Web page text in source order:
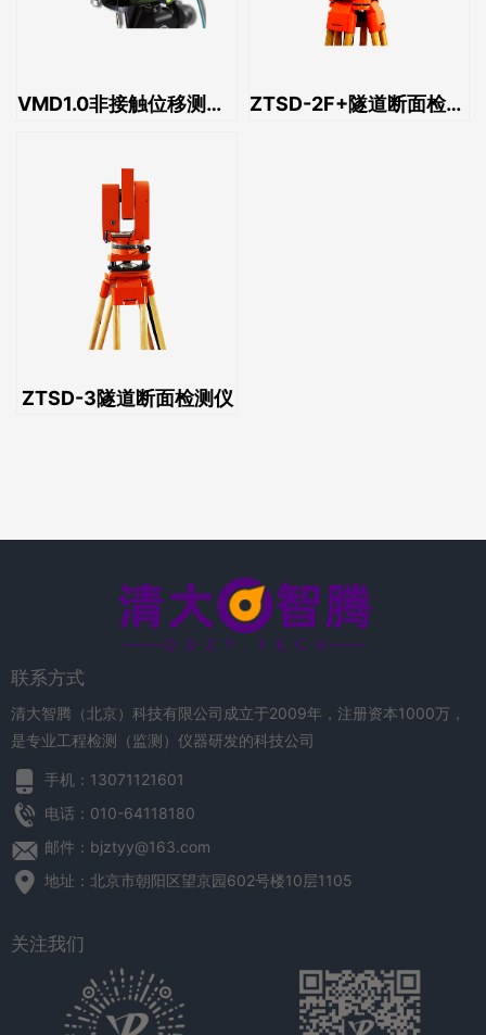
VMD1.0非接触位移测量系统 ZTSD-2F+隧道断面检测仪
ZTSD-3隧道断面检测仪
联系方式
清大智腾（北京）科技有限公司成立于2009年，注册资本1000万，
是专业工程检测（监测）仪器研发的科技公司
手机：13071121601
电话：010-64118180
邮件：bjztyy@163.com
地址：北京市朝阳区望京园602号楼10层1105
关注我们